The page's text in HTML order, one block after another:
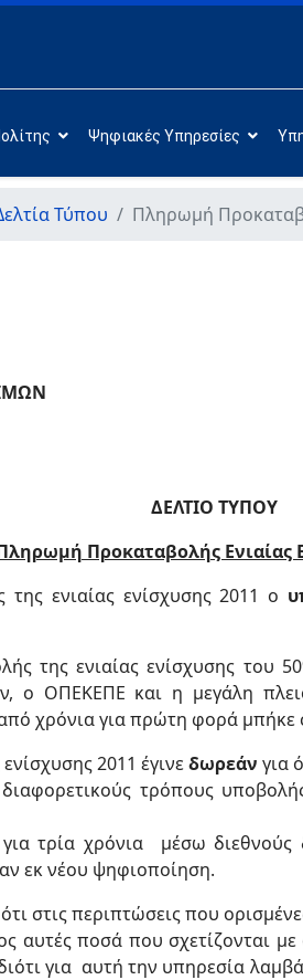
Ψηφιακές Υπηρεσίες
Τύπου Πληρωμή
ΔΕΛΤΙΟ ΤΥΠΟΥ
Προκαταβολής Ενιαίας
ενιαίας ενίσχυσης 2011 ο
της ενιαίας ενίσχυσης του
ο ΟΠΕΚΕΠΕ και η μεγάλη
χρόνια για πρώτη φορά μπήκε
2011 έγινεδωρεάν για
τρόπους
τρία χρόνια μέσω
εκ νέου ψηφιοποίηση.
στις περιπτώσεις που
αυτές ποσά που σχετίζονται
για αυτή την υπηρεσία